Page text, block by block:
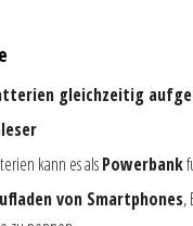
gleichzeitig
kann es alsPowerbank
von Smartphones,